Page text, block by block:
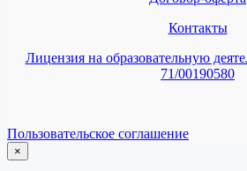
Контакты
Лицензия на образовательную
71/00190580
Пользовательское соглашение
×
закрыть